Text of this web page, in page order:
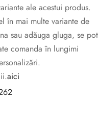
ale acestui produs.
în mai multe variante de
sau adăuga gluga, se pot
comanda în lungimi
aici